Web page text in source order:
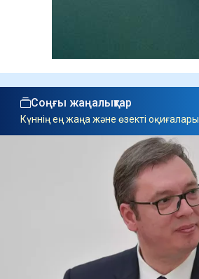
Соңғы жаңалықтар
Күннің ең жаңа және өзекті оқиғалары